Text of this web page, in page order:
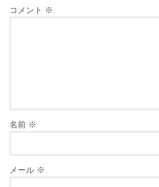
コメント ※
名前 ※
メール ※